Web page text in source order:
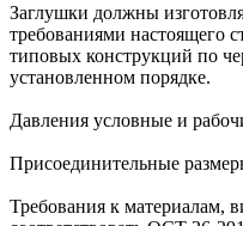
Заглушки должны
требованиями настоящего
типовых конструкций по
установленном порядке.
Давления условные и
Присоединительные
Требования к